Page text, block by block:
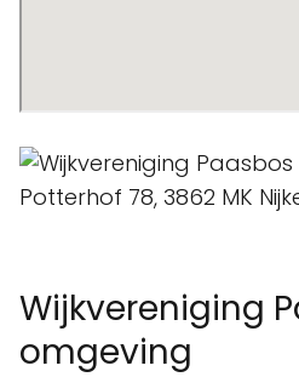
Wijkvereniging
omgeving